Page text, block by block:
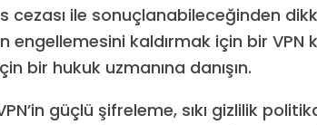
ile sonuçlanabileceğinden
engellemesini kaldırmak için bir
bir hukuk uzmanına danışın.
güçlü şifreleme, sıkı gizlilik